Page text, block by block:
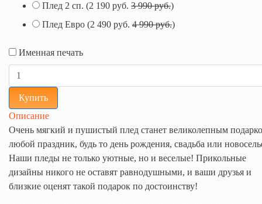
Плед 2 сп. (2 190 руб. 3 990 руб.)
Плед Евро (2 490 руб. 4 990 руб.)
Именная печать
Купить
Описание
Очень мягкий и пушистый плед станет великолепным
любой праздник, будь то день рождения, свадьба или
Наши пледы не только уютные, но и веселые! Прикольные
дизайны никого не оставят равнодушными, и ваши друзья и
близкие оценят такой подарок по достоинству!